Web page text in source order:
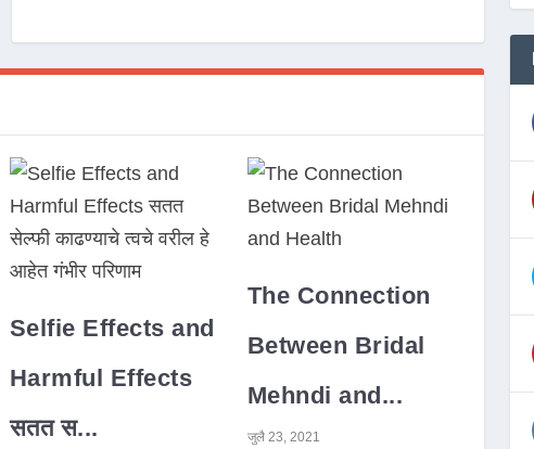
Selfie Effects and
Harmful Effects
सतत स...
The Connection
Between Bridal
Mehndi and...
जुलै 23, 2021